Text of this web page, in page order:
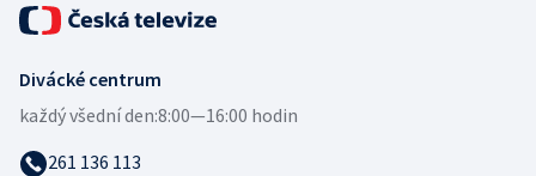
Divácké centrum
každý všední den:8:00—16:00 hodin
261 136 113